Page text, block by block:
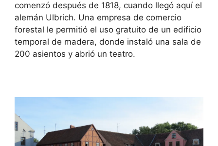
comenzó después de 1818, cuando llegó aquí el
alemán Ulbrich. Una empresa de comercio
forestal le permitió el uso gratuito de un edificio
temporal de madera, donde instaló una sala de
200 asientos y abrió un teatro.